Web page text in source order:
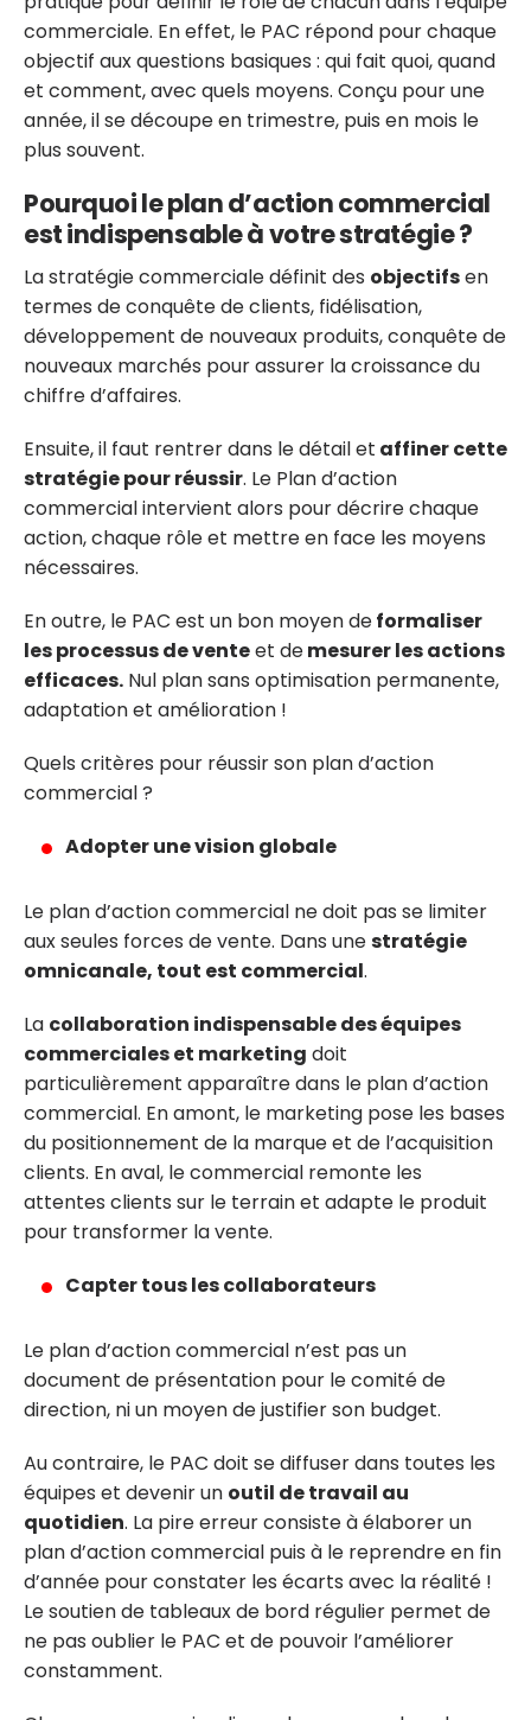
commerciale. En effet, le PAC répond pour chaque
objectif aux questions basiques : qui fait quoi, quand
et comment, avec quels moyens. Conçu pour une
année, il se découpe en trimestre, puis en mois le
plus souvent.
Pourquoi le plan d’action commercial
est indispensable à votre stratégie ?
La stratégie commerciale définit des objectifsen
termes de conquête de clients, fidélisation,
développement de nouveaux produits, conquête de
nouveaux marchés pour assurer la croissance du
chiffre d’affaires.
Ensuite, il faut rentrer dans le détail et affiner cette
stratégie pour réussir. Le Plan d’action
commercial intervient alors pour décrire chaque
action, chaque rôle et mettre en face les moyens
nécessaires.
En outre, le PAC est un bon moyen deformaliser
lesprocessus de venteet demesurer les actions
efficaces. Nul plan sans optimisation permanente,
adaptation et amélioration !
Quels critères pour réussir son plan d’action
commercial ?
Adopter une vision globale
Le plan d’action commercial ne doit pas se limiter
aux seules forces de vente. Dans unestratégie
omnicanale, tout est commercial.
La collaboration indispensable des équipes
commerciales et marketing doit
particulièrement apparaître dans le plan d’action
commercial. En amont, le marketing pose les bases
du positionnement de la marque et de l’acquisition
clients. En aval, le commercial remonte les
attentes clients sur le terrain et adapte le produit
pour transformer la vente.
Capter tous les collaborateurs
Le plan d’action commercial n’est pas un
document de présentation pour le comité de
direction, ni un moyen de justifier son budget.
Au contraire, le PAC doit se diffuser dans toutes les
équipes et devenir un outil de travail au
quotidien. La pire erreur consiste à élaborer un
plan d’action commercial puis à le reprendre en fin
d’année pour constater les écarts avec la réalité !
Le soutien de tableaux de bord régulier permet de
ne pas oublier le PAC et de pouvoir l’améliorer
constamment.